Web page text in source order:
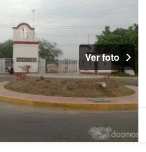
Ver foto